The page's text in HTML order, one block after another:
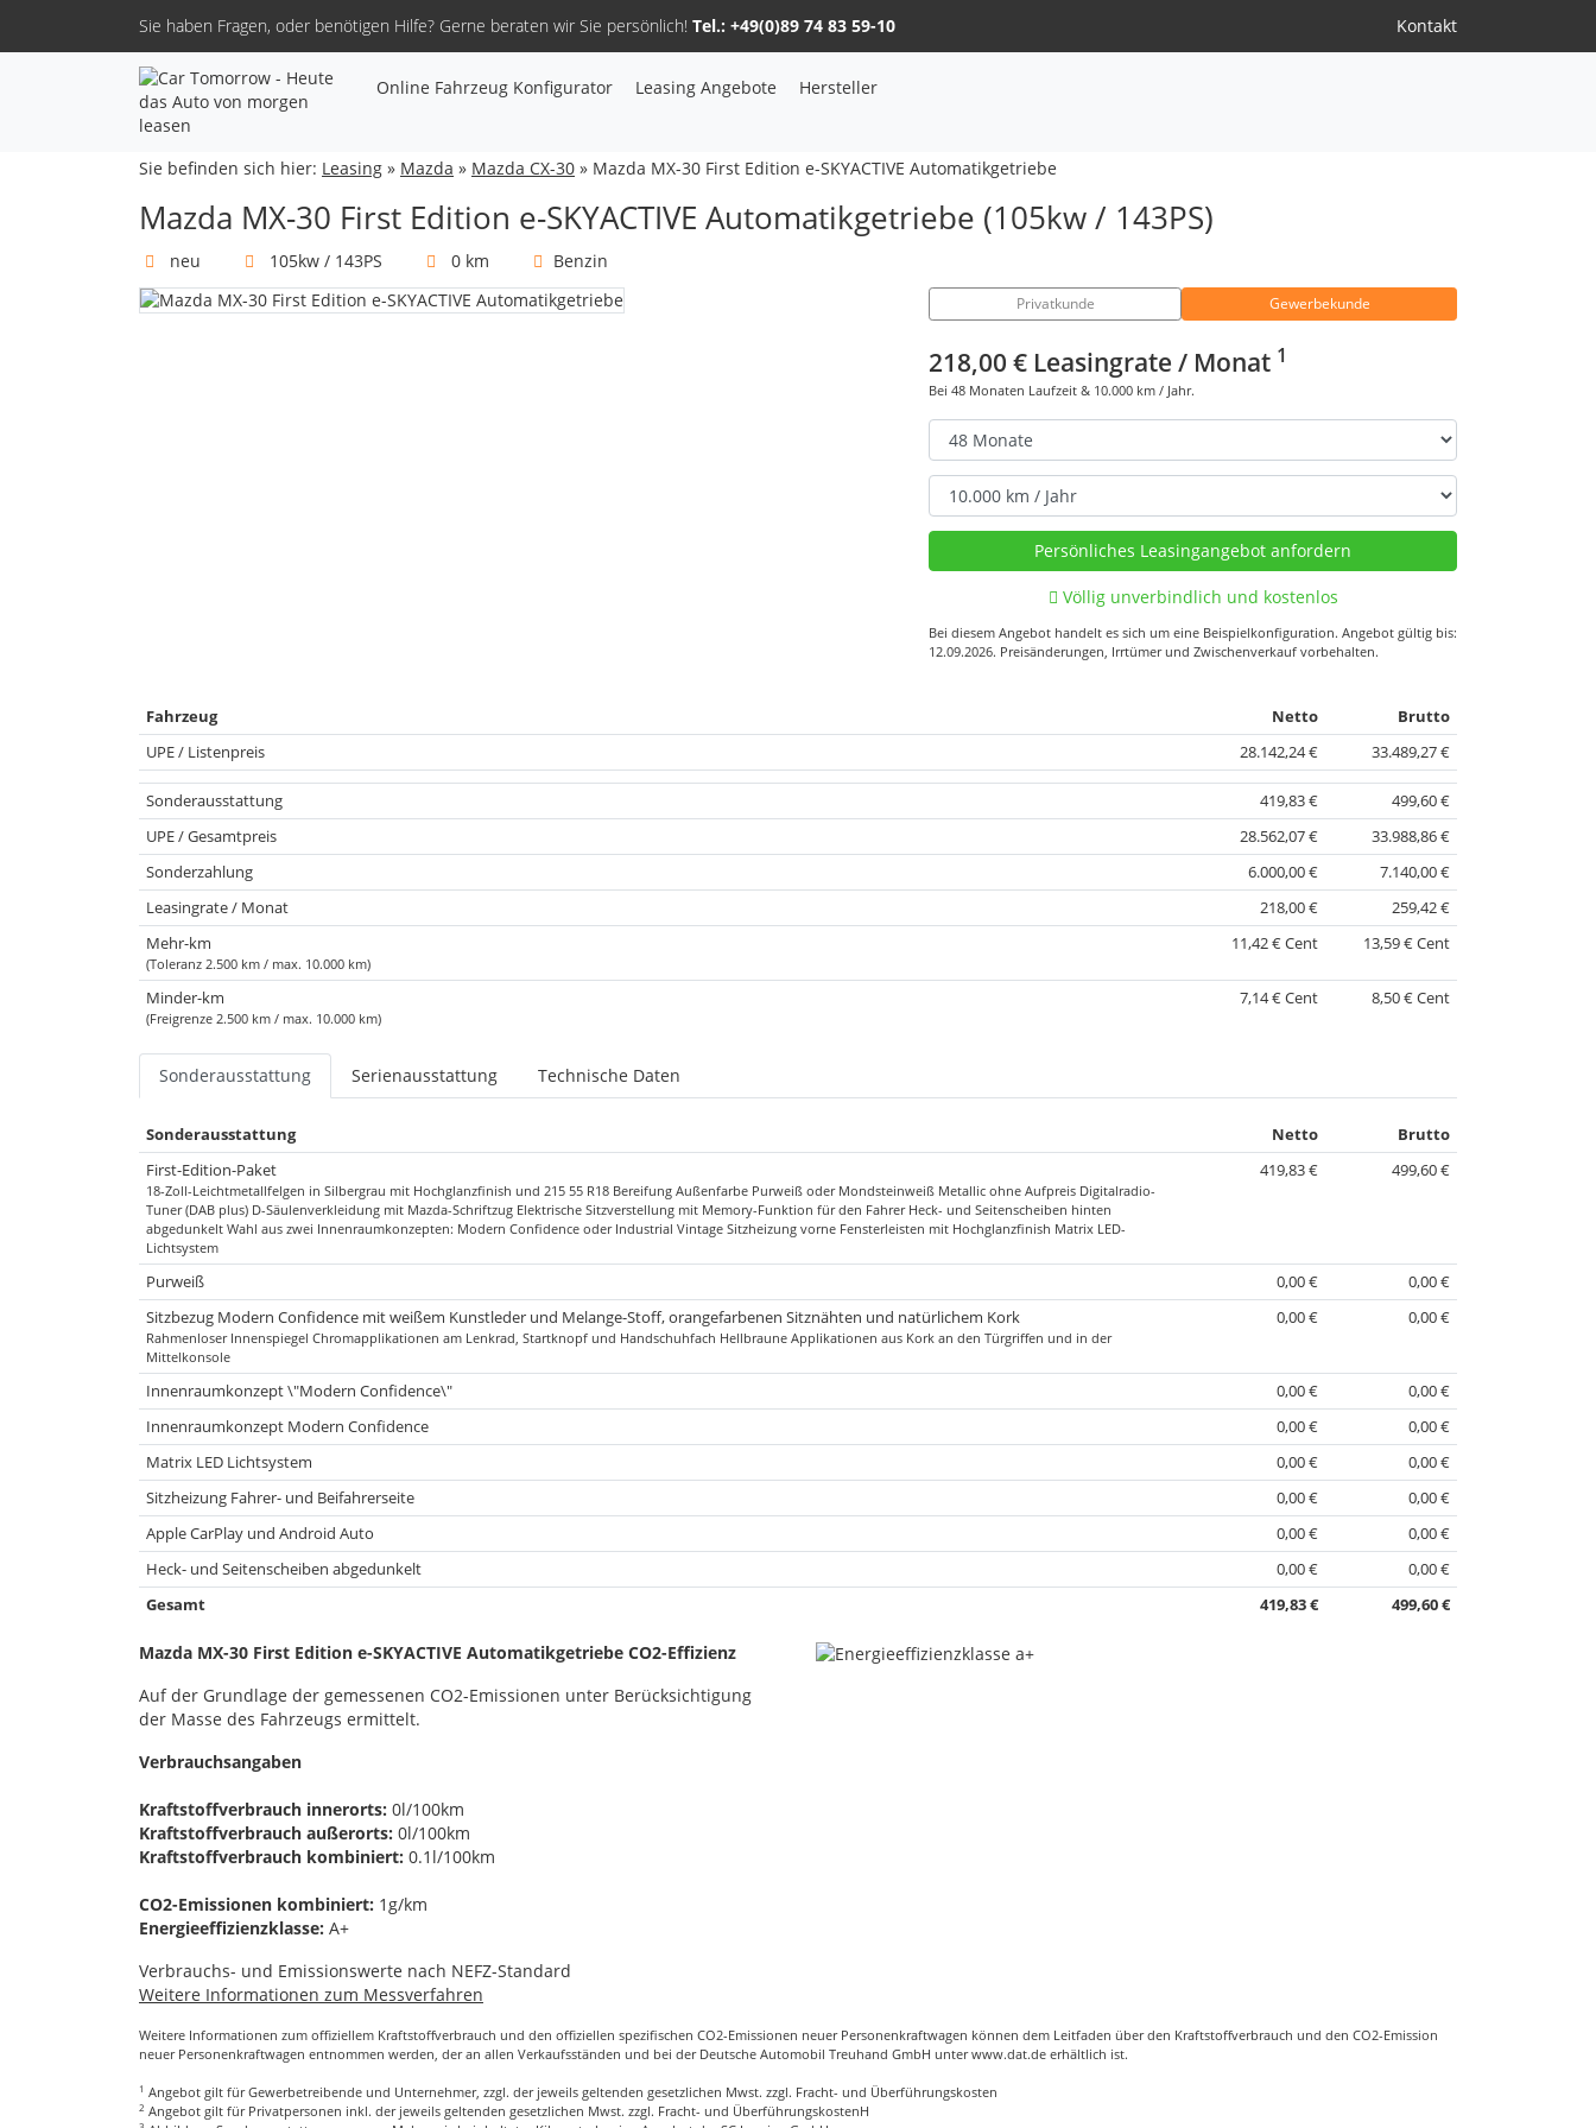
Sie haben Fragen, oder benötigen Hilfe? Gerne beraten wir Sie persönlich! Tel.: +49(0)89 74 83 59-10 Kontakt
Online Fahrzeug Konfigurator Leasing Angebote Hersteller
Sie befinden sich hier: Leasing » Mazda » Mazda CX-30 » Mazda MX-30 First Edition e-SKYACTIVE Automatikgetriebe
Mazda MX-30 First Edition e-SKYACTIVE Automatikgetriebe (105kw / 143PS)
neu 105kw / 143PS 0 km Benzin
Privatkunde Gewerbekunde
218,00 € Leasingrate / Monat 1
Bei 48 Monaten Laufzeit & 10.000 km / Jahr.
Völlig unverbindlich und kostenlos
Bei diesem Angebot handelt es sich um eine Beispielkonfiguration. Angebot gültig bis:
12.09.2026. Preisänderungen, Irrtümer und Zwischenverkauf vorbehalten.
Fahrzeug Netto
Brutto
UPE / Listenpreis
28.142,24 € 33.489,27 €
Sonderausstattung 419,83 €
499,60 €
UPE / Gesamtpreis
28.562,07 €
33.988,86 €
Sonderzahlung
6.000,00 €
7.140,00 €
Leasingrate / Monat
218,00 €
259,42 €
Mehr-km
(Toleranz 2.500 km / max. 10.000 km)
11,42 € Cent 13,59 € Cent
Minder-km
(Freigrenze 2.500 km / max. 10.000 km)
7,14 € Cent 8,50 € Cent
Sonderausstattung Serienausstattung Technische Daten
Sonderausstattung Netto
Brutto
First-Edition-Paket
18-Zoll-Leichtmetallfelgen in Silbergrau mit Hochglanzfinish und 215 55 R18 Bereifung Außenfarbe Purweiß oder Mondsteinweiß Metallic ohne Aufpreis Digitalradio-
Tuner (DAB plus) D-Säulenverkleidung mit Mazda-Schriftzug Elektrische Sitzverstellung mit Memory-Funktion für den Fahrer Heck- und Seitenscheiben hinten
abgedunkelt Wahl aus zwei Innenraumkonzepten: Modern Confidence oder Industrial Vintage Sitzheizung vorne Fensterleisten mit Hochglanzfinish Matrix LED-
Lichtsystem
419,83 € 499,60 €
Purweiß 0,00 €
0,00 €
Sitzbezug Modern Confidence mit weißem Kunstleder und Melange-Stoff, orangefarbenen Sitznähten und natürlichem Kork
Rahmenloser Innenspiegel Chromapplikationen am Lenkrad, Startknopf und Handschuhfach Hellbraune Applikationen aus Kork an den Türgriffen und in der
Mittelkonsole
0,00 € 0,00 €
Innenraumkonzept \"Modern Confidence\" 0,00 €
0,00 €
Innenraumkonzept Modern Confidence
0,00 €
0,00 €
Matrix LED Lichtsystem
0,00 €
0,00 €
Sitzheizung Fahrer- und Beifahrerseite
0,00 €
0,00 €
Apple CarPlay und Android Auto
0,00 €
0,00 €
Heck- und Seitenscheiben abgedunkelt
0,00 €
0,00 €
Gesamt
419,83 € 499,60 €
Mazda MX-30 First Edition e-SKYACTIVE Automatikgetriebe CO2-Effizienz
Auf der Grundlage der gemessenen CO2-Emissionen unter Berücksichtigung
der Masse des Fahrzeugs ermittelt.
Verbrauchsangaben
Kraftstoffverbrauch innerorts: 0l/100km
Kraftstoffverbrauch außerorts: 0l/100km
Kraftstoffverbrauch kombiniert: 0.1l/100km
CO2-Emissionen kombiniert: 1g/km
Energieeffizienzklasse: A+
Verbrauchs- und Emissionswerte nach NEFZ-Standard
Weitere Informationen zum Messverfahren
Weitere Informationen zum offiziellem Kraftstoffverbrauch und den offiziellen spezifischen CO2-Emissionen neuer Personenkraftwagen können dem Leitfaden über den Kraftstoffverbrauch und den CO2-Emission
neuer Personenkraftwagen entnommen werden, der an allen Verkaufsständen und bei der Deutsche Automobil Treuhand GmbH unterwww.dat.de erhältlich ist.
1 Angebot gilt für Gewerbetreibende und Unternehmer, zzgl. der jeweils geltenden gesetzlichen Mwst. zzgl. Fracht- und Überführungskosten
2 Angebot gilt für Privatpersonen inkl. der jeweils geltenden gesetzlichen Mwst. zzgl. Fracht- und ÜberführungskostenH
Sie haben Fragen, oder benötigen Hilfe?